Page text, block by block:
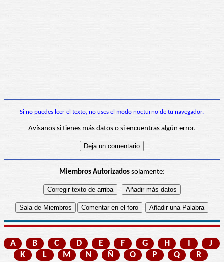
Si no puedes leer el texto, no uses el modo nocturno de tu navegador.
Avísanos si tienes más datos o si encuentras algún error.
Miembros Autorizadossolamente:
A B C D E F G H I
J
K
L M N Ñ O P Q
R